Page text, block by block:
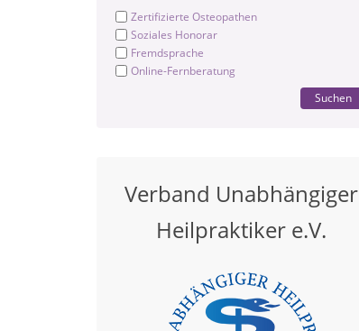
Zertifizierte Osteopathen
Soziales Honorar
Fremdsprache
Online-Fernberatung
Suchen
Verband Unabhängiger
Heilpraktiker e.V.